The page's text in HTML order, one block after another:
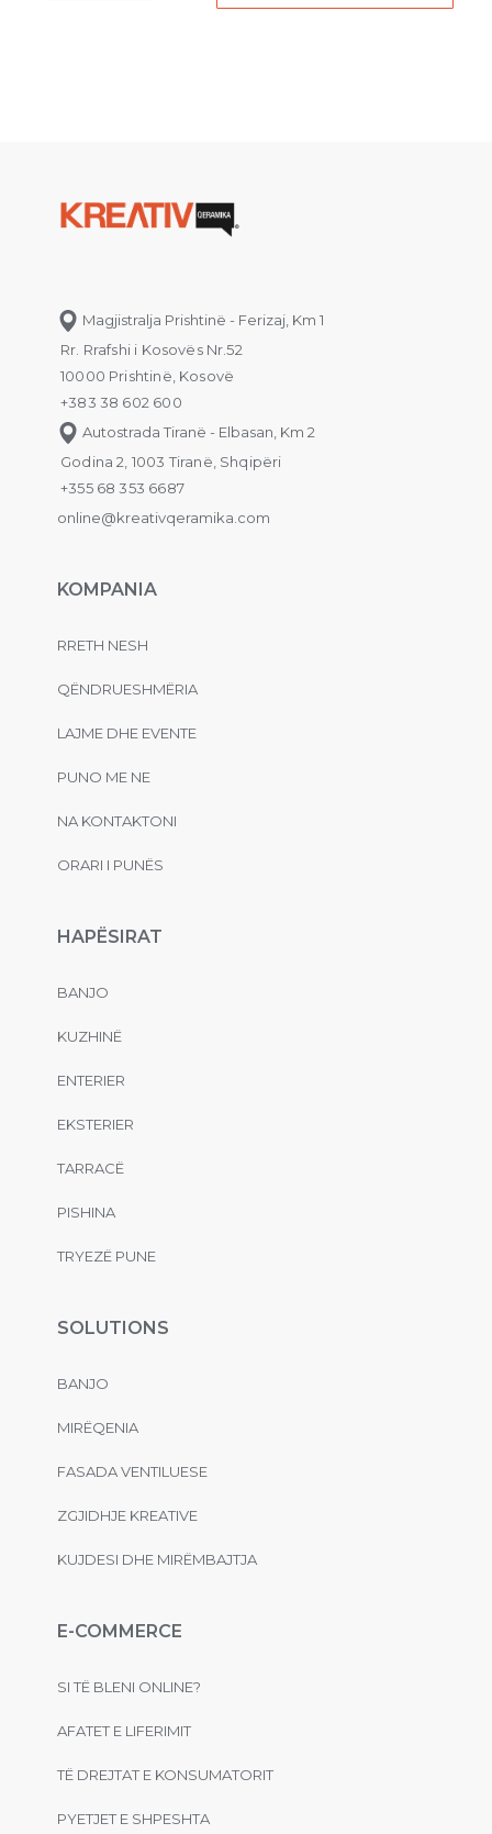
Magjistralja Prishtinë - Ferizaj, Km 1
Rr. Rrafshi i Kosovës Nr.52
10000 Prishtinë, Kosovë
+383 38 602 600
Autostrada Tiranë - Elbasan, Km 2
Godina 2, 1003 Tiranë, Shqipëri
+355 68 353 6687
online@kreativqeramika.com
KOMPANIA
RRETH NESH
QËNDRUESHMËRIA
LAJME DHE EVENTE
PUNO ME NE
NA KONTAKTONI
ORARI I PUNËS
HAPËSIRAT
BANJO
KUZHINË
ENTERIER
EKSTERIER
TARRACË
PISHINA
TRYEZË PUNE
SOLUTIONS
BANJO
MIRËQENIA
FASADA VENTILUESE
ZGJIDHJE KREATIVE
KUJDESI DHE MIRËMBAJTJA
E-COMMERCE
SI TË BLENI ONLINE?
AFATET E LIFERIMIT
TË DREJTAT E KONSUMATORIT
PYETJET E SHPESHTA